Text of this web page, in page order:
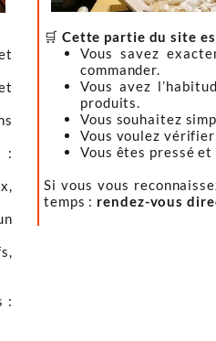
🛒 Cette partie du site
Vous savez
commander.
Vous avez
produits.
Vous souhaitez
Vous voulez
Vous êtes pressé
Si vous vous
temps : rendez-vous
:
: